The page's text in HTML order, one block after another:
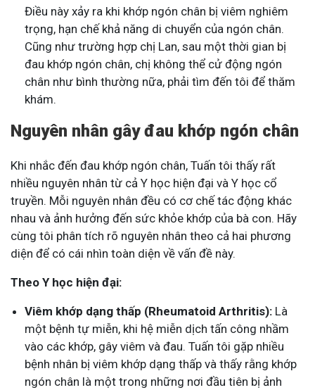
Điều này xảy ra khi khớp ngón chân bị viêm nghiêm
trọng, hạn chế khả năng di chuyển của ngón chân.
Cũng như trường hợp chị Lan, sau một thời gian bị
đau khớp ngón chân, chị không thể cử động ngón
chân như bình thường nữa, phải tìm đến tôi để thăm
khám.
Nguyên nhân gây đau khớp ngón chân
Khi nhắc đến đau khớp ngón chân, Tuấn tôi thấy rất
nhiều nguyên nhân từ cả Y học hiện đại và Y học cổ
truyền. Mỗi nguyên nhân đều có cơ chế tác động khác
nhau và ảnh hưởng đến sức khỏe khớp của bà con. Hãy
cùng tôi phân tích rõ nguyên nhân theo cả hai phương
diện để có cái nhìn toàn diện về vấn đề này.
Theo Y học hiện đại:
Viêm khớp dạng thấp (Rheumatoid Arthritis): Là
một bệnh tự miễn, khi hệ miễn dịch tấn công nhầm
vào các khớp, gây viêm và đau. Tuấn tôi gặp nhiều
bệnh nhân bị viêm khớp dạng thấp và thấy rằng khớp
ngón chân là một trong những nơi đầu tiên bị ảnh